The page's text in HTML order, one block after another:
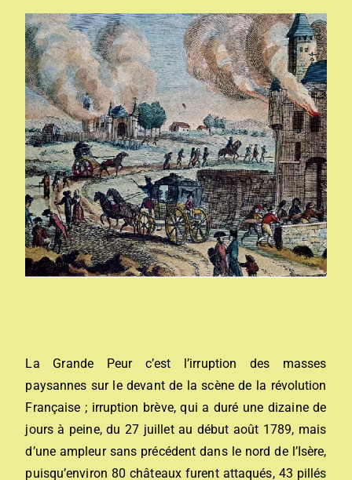
La Grande Peur c’est l’irruption des masses
paysannes sur le devant de la scène de la révolution
Française ; irruption brève, qui a duré une dizaine de
jours à peine, du 27 juillet au début août 1789, mais
d’une ampleur sans précédent dans le nord de l’Isère,
puisqu’environ 80 châteaux furent attaqués, 43 pillés